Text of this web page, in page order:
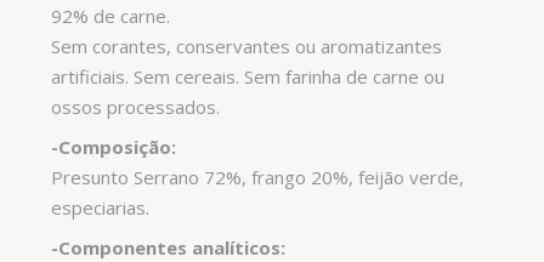
92% de carne.
Sem corantes, conservantes ou aromatizantes
artificiais. Sem cereais. Sem farinha de carne ou
ossos processados.
-Composição:
Presunto Serrano 72%, frango 20%, feijão verde,
especiarias.
-Componentes analíticos: